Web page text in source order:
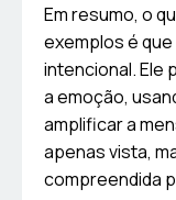
Em resumo, o
exemplos é
intencional. Ele
a emoção,
amplificar a
apenas vista,
compreendida